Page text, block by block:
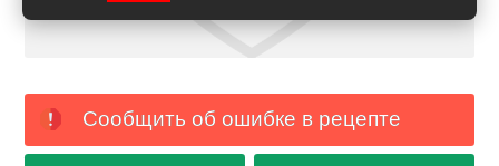
Сообщить об ошибке в рецепте